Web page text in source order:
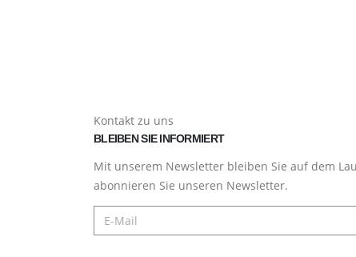
Kontakt zu uns
BLEIBEN SIE INFORMIERT
Mit unserem Newsletter bleiben Sie auf dem
abonnieren Sie unseren Newsletter.